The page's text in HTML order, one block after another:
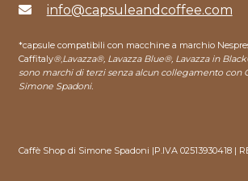
info@capsuleandcoffee.com
*capsule compatibili con macchine a marchio
Caffitaly®,Lavazza®, Lavazza Blue®, Lavazza in
sono marchi di terzi senza alcun collegamento con
Simone Spadoni.
Caffè Shop di Simone Spadoni |P.IVA 02513930418 |